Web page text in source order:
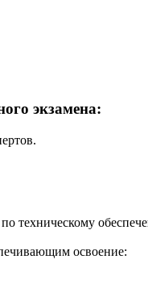
экзамена:
техническому
освоение: